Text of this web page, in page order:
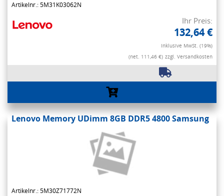
Artikelnr.: 5M31K03062N
Ihr Preis:
132,64 €
Inklusive MwSt. (19%)
(net. 111,46 €) zzgl. Versandkosten
Lenovo Memory UDimm 8GB DDR5 4800 Samsung
Artikelnr.: 5M30Z71772N